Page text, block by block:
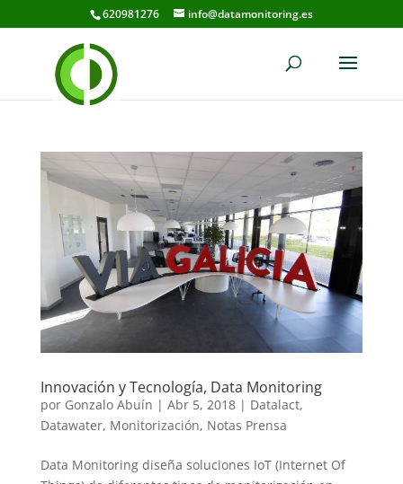
620981276 info@datamonitoring.es
Innovación y Tecnología, Data Monitoring
por Gonzalo Abuín | Abr 5, 2018| Datalact,
Datawater, Monitorización, Notas Prensa
Data Monitoring diseña soluciones IoT (Internet Of